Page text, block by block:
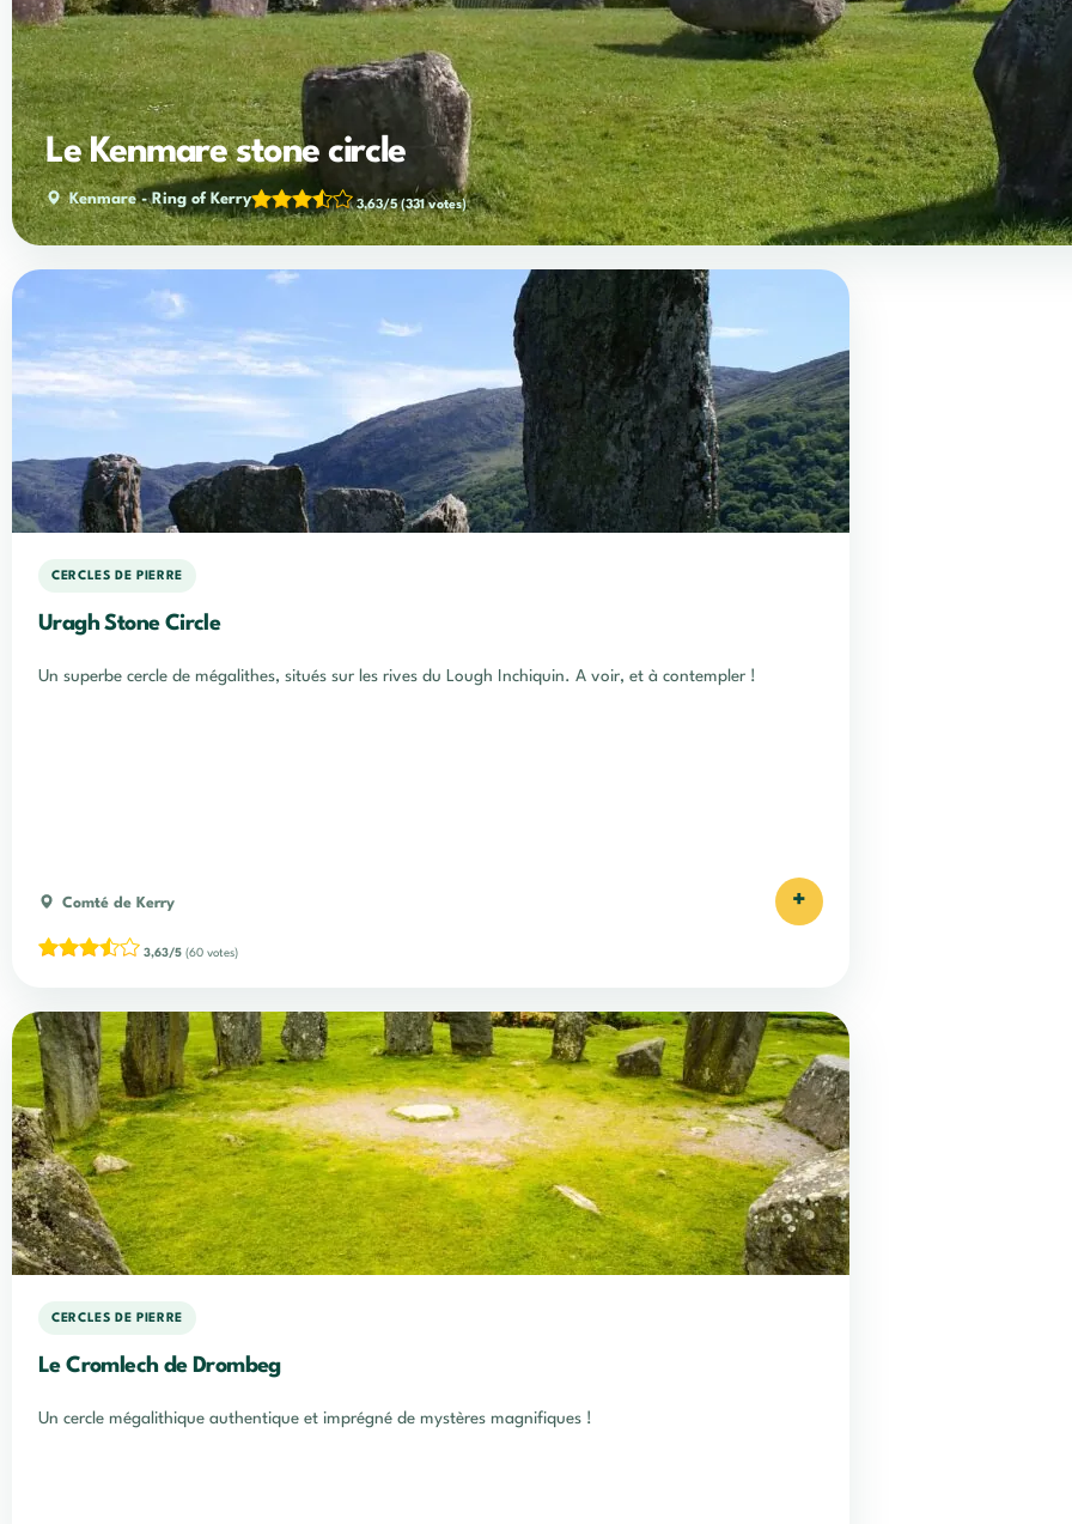
Le Kenmare stone circle
Kenmare-Ring of Kerry 3,63/5(331 votes)
CERCLES DE PIERRE
Uragh Stone Circle
Un superbe cercle de mégalithes, situés sur les rives du Lough Inchiquin. A voir, et à contempler !
Comté de Kerry +
3,63/5 (60 votes)
CERCLES DE PIERRE
Le Cromlech de Drombeg
Un cercle mégalithique authentique et imprégné de mystères magnifiques !